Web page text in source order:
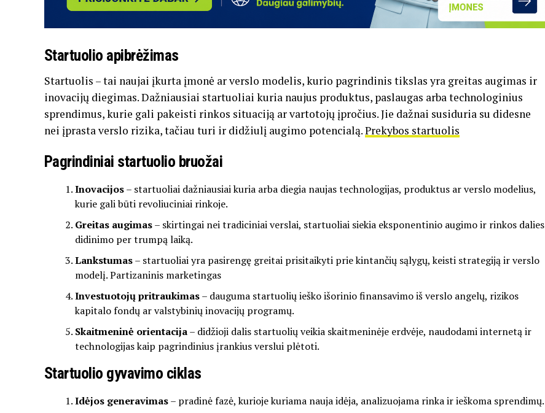
Startuolio apibrėžimas
Startuolis – tai naujai įkurta įmonė ar verslo modelis, kurio pagrindinis tikslas yra greitas augimas ir
inovacijų diegimas. Dažniausiai startuoliai kuria naujus produktus, paslaugas arba technologinius
sprendimus, kurie gali pakeisti rinkos situaciją ar vartotojų įpročius. Jie dažnai susiduria su didesne
nei įprasta verslo rizika, tačiau turi ir didžiulį augimo potencialą.Prekybos startuolis
Pagrindiniai startuolio bruožai
Inovacijos– startuoliai dažniausiai kuria arba diegia naujas technologijas, produktus ar verslo modelius,
kurie gali būti revoliuciniai rinkoje.
Greitas augimas– skirtingai nei tradiciniai verslai, startuoliai siekia eksponentinio augimo ir rinkos dalies
didinimo per trumpą laiką.
Lankstumas– startuoliai yra pasirengę greitai prisitaikyti prie kintančių sąlygų, keisti strategiją ir verslo
modelį.Partizaninis marketingas
Investuotojų pritraukimas– dauguma startuolių ieško išorinio finansavimo iš verslo angelų, rizikos
kapitalo fondų ar valstybinių inovacijų programų.
Skaitmeninė orientacija– didžioji dalis startuolių veikia skaitmeninėje erdvėje, naudodami internetą ir
technologijas kaip pagrindinius įrankius verslui plėtoti.
Startuolio gyvavimo ciklas
Idėjos generavimas– pradinė fazė, kurioje kuriama nauja idėja, analizuojama rinka ir ieškoma sprendimų.